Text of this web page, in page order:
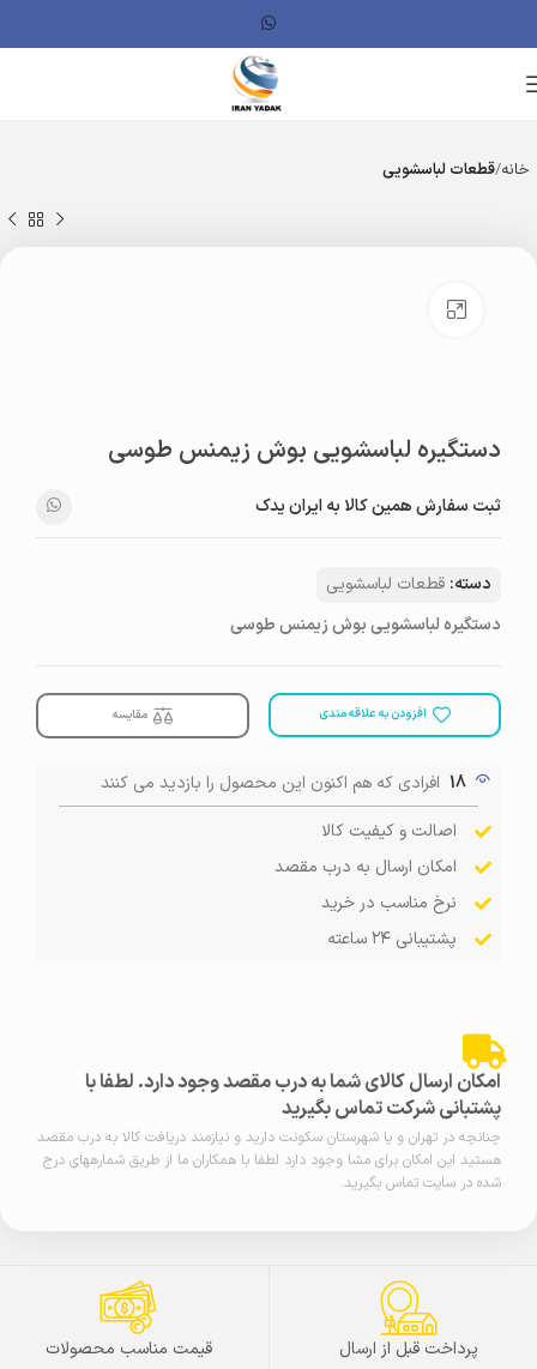
خانه قطعات لباسشویی
دستگیره لباسشویی بوش زیمنس طوسی
ثبت سفارش همین کالا به ایران یدک
دسته: قطعات لباسشویی
دستگیره لباسشویی بوش زیمنس طوسی
افزودن به علاقه مندی مقایسه
18 افرادی که هم اکنون این محصول را بازدید می کنند
اصالت و کیفیت کالا
امکان ارسال به درب مقصد
نرخ مناسب در خرید
پشتیبانی ۲۴ ساعته
امکان ارسال کالای شما به درب مقصد وجود دارد. لطفا با
پشتبانی شرکت تماس بگیرید
چنانچه در تهران و یا شهرستان سکونت دارید و نیازمند دریافت کالا به درب مقصد
هستید این امکان برای مشا وجود دارد لطفا با همکاران ما از طریق شمارههای درج
شده در سایت تماس بگیرید.
پرداخت قبل از ارسال قیمت مناسب محصولات